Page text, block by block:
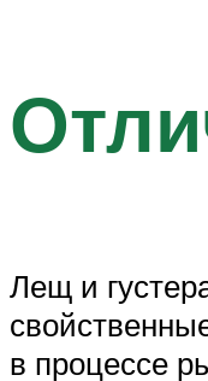
Лещ и
в процессе